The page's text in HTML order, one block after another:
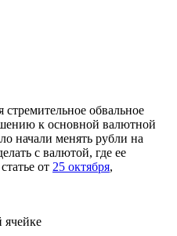
обвальное
к основной валютной
начали менять рубли на
с валютой, где ее
от 25 октября,
ячейке